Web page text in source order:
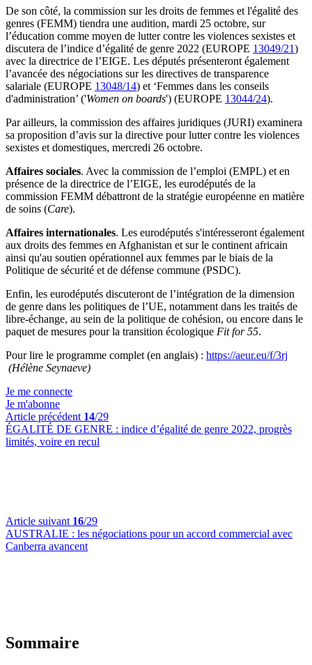
De son côté, la commission sur les droits de femmes et l'égalité des
genres (FEMM) tiendra une audition, mardi 25 octobre, sur
l’éducation comme moyen de lutter contre les violences sexistes et
discutera de l’indice d’égalité de genre 2022 (EUROPE 13049/21)
avec la directrice de l’EIGE. Les députés présenteront également
l’avancée des négociations sur les directives de transparence
salariale (EUROPE 13048/14) et ‘Femmes dans les conseils
d'administration’ ('Women on boards') (EUROPE 13044/24).
Par ailleurs, la commission des affaires juridiques (JURI) examinera
sa proposition d’avis sur la directive pour lutter contre les violences
sexistes et domestiques, mercredi 26 octobre.
Affaires sociales. Avec la commission de l’emploi (EMPL) et en
présence de la directrice de l’EIGE, les eurodéputés de la
commission FEMM débattront de la stratégie européenne en matière
de soins (Care).
Affaires internationales. Les eurodéputés s'intéresseront également
aux droits des femmes en Afghanistan et sur le continent africain
ainsi qu'au soutien opérationnel aux femmes par le biais de la
Politique de sécurité et de défense commune (PSDC).
Enfin, les eurodéputés discuteront de l’intégration de la dimension
de genre dans les politiques de l’UE, notamment dans les traités de
libre-échange, au sein de la politique de cohésion, ou encore dans le
paquet de mesures pour la transition écologique Fit for 55.
Pour lire le programme complet (en anglais) : https://aeur.eu/f/3rj
(Hélène Seynaeve)
Je me connecte
Je m'abonne
Article précédent 14/29
ÉGALITÉ DE GENRE : indice d’égalité de genre 2022, progrès
limités, voire en recul
Article suivant 16/29
AUSTRALIE : les négociations pour un accord commercial avec
Canberra avancent
Sommaire